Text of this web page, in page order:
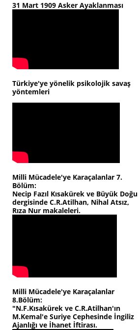
31 Mart 1909 Asker Ayaklanması
Türkiye'ye yönelik psikolojik savaş
yöntemleri
Milli Mücadele'ye Karaçalanlar 7.
Bölüm:
Necip Fazıl Kısakürek ve Büyük Doğu
dergisinde C.R.Atilhan, Nihal Atsız,
Rıza Nur makaleleri.
Milli Mücadele'ye Karaçalanlar
8.Bölüm:
"N.F.Kısakürek ve C.R.Atilhan'ın
M.Kemal'e Suriye Cephesinde İngiliz
Ajanlığı ve İhanet İftirası.